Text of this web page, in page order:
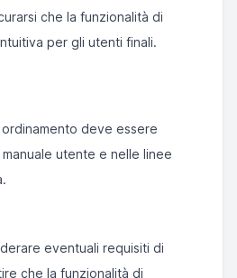
che la funzionalità di
per gli utenti finali.
deve essere
utente e nelle linee
eventuali requisiti di
che la funzionalità di